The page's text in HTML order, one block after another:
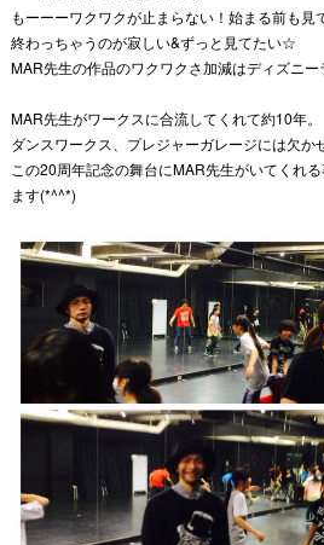
もーーーワクワクが止まらない！始まる前も見
終わっちゃうのが寂しい&ずっと見てたい☆
MAR先生の作品のワクワクさ加減はディズニ
MAR先生がワークスに合流してくれて約10年。
ダンスワークス、プレジャーガレージには欠
この20周年記念の舞台にMAR先生がいてくれ
ます(*^^*)